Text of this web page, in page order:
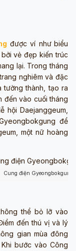
được ví như biểu
vẻ đẹp kiến trúc
lại. Trong tháng
nghiêm và đặc
tường thành, tạo ra
đến vào cuối tháng
hội Daejanggeum,
để
một nữ hoàng
Cung điện Gyeongbokgung
thể bỏ lỡ vào
đến thú vị và lý
gian mùa đông
bước vào Công